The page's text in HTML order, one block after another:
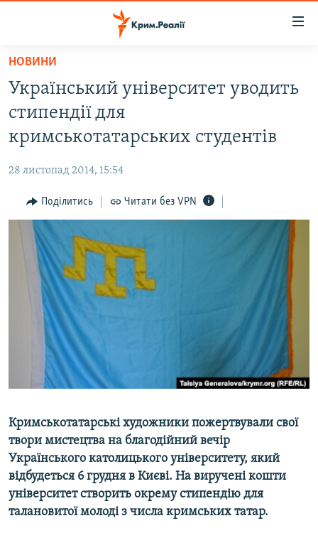
Перейти
основного
матеріалу
до
основної
Перейти
до
пошуку
ВОДА.КРИМ
БЛОГИ
ПОГЛЯД
ІНТЕРВ'Ю
ВСЕ ЗА ДЕНЬ
СПЕЦПРОЕКТИ
ДЕПОРТАЦІЯ
ВІДЕОУРОКИ «ELIFBE»
СВІДЧЕННЯ ОКУПАЦІЇ
УКРАЇНСЬКА ПРОБЛЕМА КРИМУ
ЯК ОБІЙТИ БЛОКУВАННЯ
Русский
Qırımtatar
Усі сайти RFE/RL
НОВИНИ
Український університет уводить
стипендії для
кримськотатарських студентів
28 листопад 2014, 15:54
Поділитись Читати без VPN
Кримськотатарські художники пожертвували свої
твори мистецтва на благодійний вечір
Українського католицького університету, який
відбудеться 6 грудня в Києві. На виручені кошти
університет створить окрему стипендію для
талановитої молоді з числа кримських татар.